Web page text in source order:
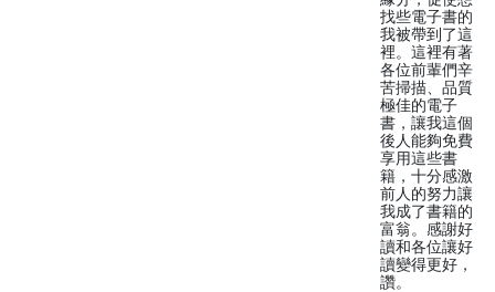
找些電子書的
我被帶到了這
裡。這裡有著
各位前輩們辛
苦掃描、品質
極佳的電子
書，讓我這個
後人能夠免費
享用這些書
籍，十分感激
前人的努力讓
我成了書籍的
富翁。感謝好
讀和各位讓好
讀變得更好，
讚。